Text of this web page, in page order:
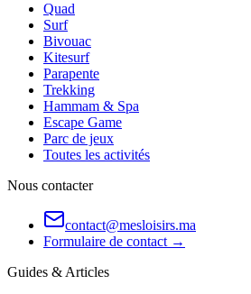
Quad
Surf
Bivouac
Kitesurf
Parapente
Trekking
Hammam & Spa
Escape Game
Parc de jeux
Toutes les activités
Nous contacter
contact@mesloisirs.ma
Formulaire de contact →
Guides & Articles